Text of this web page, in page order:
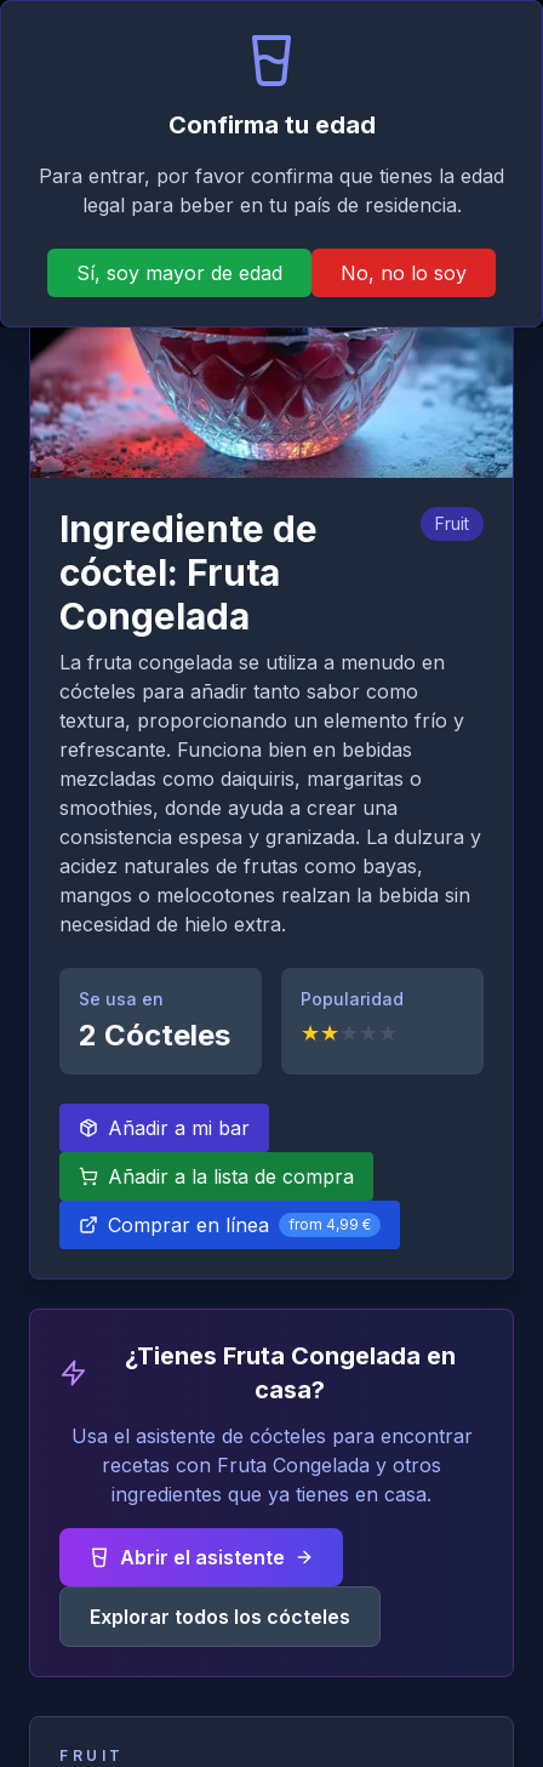
Confirma tu edad
Para entrar, por favor confirma que tienes la edad
legal para beber en tu país de residencia.
Sí, soy mayor de edad No, no lo soy
ES
Ingrediente de
cóctel: Fruta
Congelada
Fruit
La fruta congelada se utiliza a menudo en
cócteles para añadir tanto sabor como
textura, proporcionando un elemento frío y
refrescante. Funciona bien en bebidas
mezcladas como daiquiris, margaritas o
smoothies, donde ayuda a crear una
consistencia espesa y granizada. La dulzura y
acidez naturales de frutas como bayas,
mangos o melocotones realzan la bebida sin
necesidad de hielo extra.
Se usa en
2 Cócteles
Popularidad
★★
Añadir a mi bar
Añadir a la lista de compra
Comprar en línea
from 4,99 €
¿Tienes Fruta Congelada en
casa?
Usa el asistente de cócteles para encontrar
recetas con Fruta Congelada y otros
ingredientes que ya tienes en casa.
Abrir el asistente
Explorar todos los cócteles
FRUIT